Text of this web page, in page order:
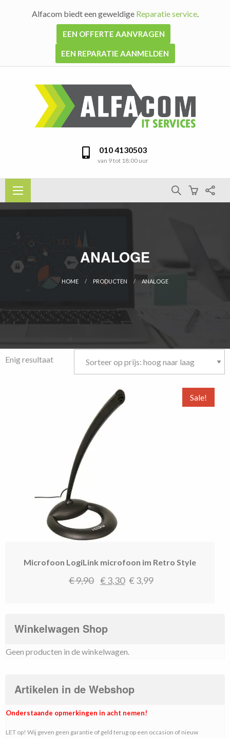
Alfacom biedt een geweldige Reparatie service.
EEN OFFERTE AANVRAGEN
EEN REPARATIE AANMELDEN
010 4130503
van 9 tot 18:00 uur
ANALOGE
HOME PRODUCTEN CURRENT:
ANALOGE
Enig resultaat
Sale!
Microfoon LogiLink microfoon im Retro Style
€9,90
Oorspronkelijke
€ 9,90.
€3,30 Huidige
€3,99
Winkelwagen Shop
Geen producten in de winkelwagen.
Artikelen in de Webshop
Onderstaande opmerkingen in acht nemen!
LET op! Wij geven geen garantie of geld terug op een occasion of nieuw